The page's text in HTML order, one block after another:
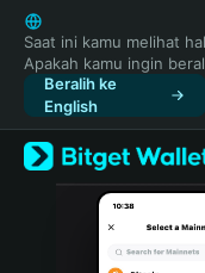
English
日本語
Tiếng Việt
Русский
Español
Türkçe
Italiano
Saat ini kamu melihat
Apakah kamu ingin
Beralih ke
English